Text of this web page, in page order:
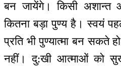
बन जायेंगे। किसी अशान्त
कितना बड़ा पुण्य है। स्वयं
प्रति भी पुण्यात्मा बन सकते
नहीं। दु:खी आत्माओं को